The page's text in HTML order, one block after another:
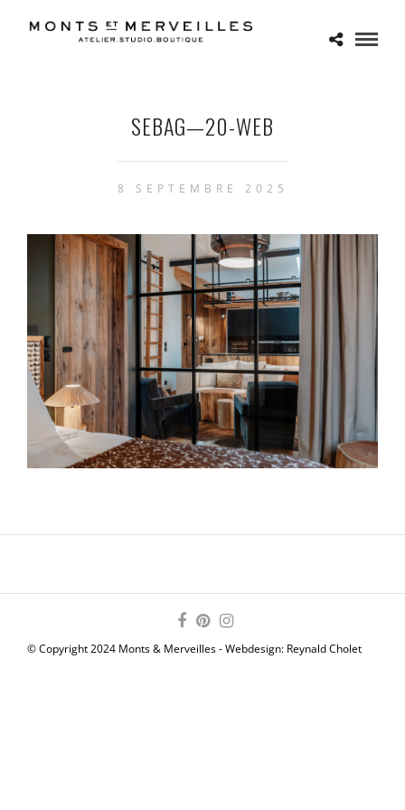
SEBAG—20-WEB
8 SEPTEMBRE 2025
© Copyright 2024 Monts & Merveilles - Webdesign: Reynald Cholet